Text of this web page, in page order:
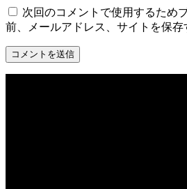
次回のコメントで使用するため
前、メールアドレス、サイトを保存